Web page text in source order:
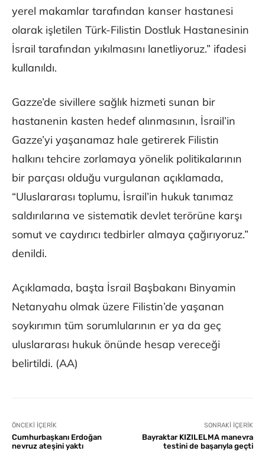
yerel makamlar tarafından kanser hastanesi
olarak işletilen Türk-Filistin Dostluk Hastanesinin
İsrail tarafından yıkılmasını lanetliyoruz.” ifadesi
kullanıldı.
Gazze’de sivillere sağlık hizmeti sunan bir
hastanenin kasten hedef alınmasının, İsrail’in
Gazze’yi yaşanamaz hale getirerek Filistin
halkını tehcire zorlamaya yönelik politikalarının
bir parçası olduğu vurgulanan açıklamada,
“Uluslararası toplumu, İsrail’in hukuk tanımaz
saldırılarına ve sistematik devlet terörüne karşı
somut ve caydırıcı tedbirler almaya çağırıyoruz.”
denildi.
Açıklamada, başta İsrail Başbakanı Binyamin
Netanyahu olmak üzere Filistin’de yaşanan
soykırımın tüm sorumlularının er ya da geç
uluslararası hukuk önünde hesap vereceği
belirtildi. (AA)
ÖNCEKI İÇERIK
Cumhurbaşkanı Erdoğan
nevruz ateşini yaktı
SONRAKI İÇERIK
Bayraktar KIZILELMA manevra
testini de başarıyla geçti